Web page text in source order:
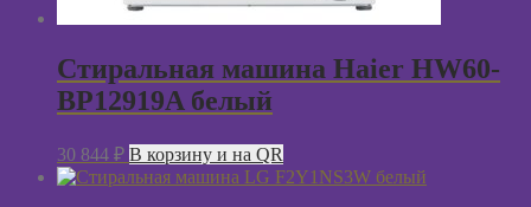
Стиральная машина Haier HW60-
BP12919A белый
30 844 ₽ В корзину и на QR